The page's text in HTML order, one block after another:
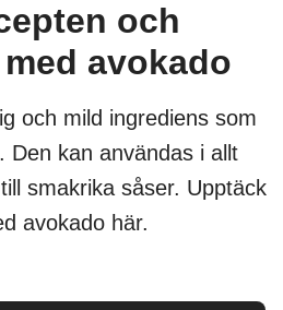
och
avokado
och mild ingrediens som
Den kan användas i allt
smakrika såser. Upptäck
avokado här.